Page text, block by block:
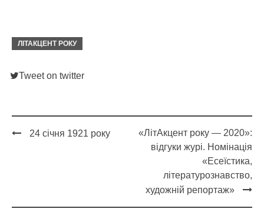
ЛІТАКЦЕНТ РОКУ
Tweet on twitter
24 січня 1921 року
«ЛітАкцент року — 2020»:
відгуки журі. Номінація
«Есеїстика,
літературознавство,
художній репортаж»